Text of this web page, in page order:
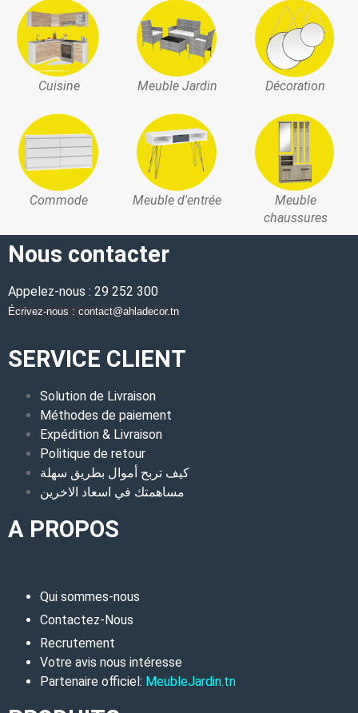
Cuisine Meuble Jardin Décoration
Commode Meuble d'entrée
Meuble
chaussures
Nous contacter
Appelez-nous : 29 252 300
Écrivez-nous : contact@ahladecor.tn
SERVICE CLIENT
Solution de Livraison
Méthodes de paiement
Expédition & Livraison
Politique de retour
كيف تربح أموال بطريق سهلة
مساهمتك في اسعاد الاخرين
A PROPOS
Qui sommes-nous
Contactez-Nous
Recrutement
Votre avis nous intéresse
Partenaire officiel: MeubleJardin.tn